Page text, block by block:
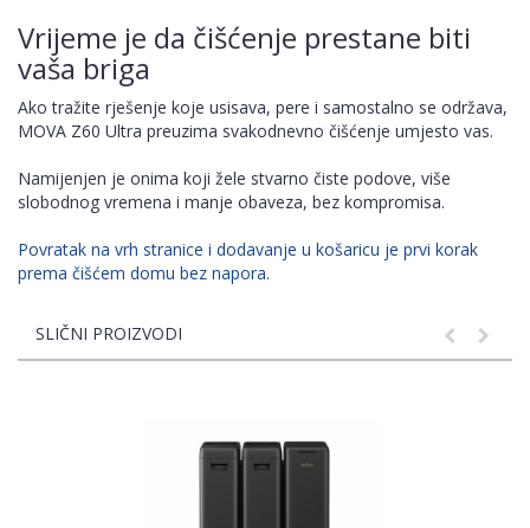
Vrijeme je da čišćenje prestane biti
vaša briga
Ako tražite rješenje koje usisava, pere i samostalno se održava,
MOVA Z60 Ultra preuzima svakodnevno čišćenje umjesto vas.
Namijenjen je onima koji žele stvarno čiste podove, više
slobodnog vremena i manje obaveza, bez kompromisa.
Povratak na vrh stranice i dodavanje u košaricu je prvi korak
prema čišćem domu bez napora.
SLIČNI PROIZVODI